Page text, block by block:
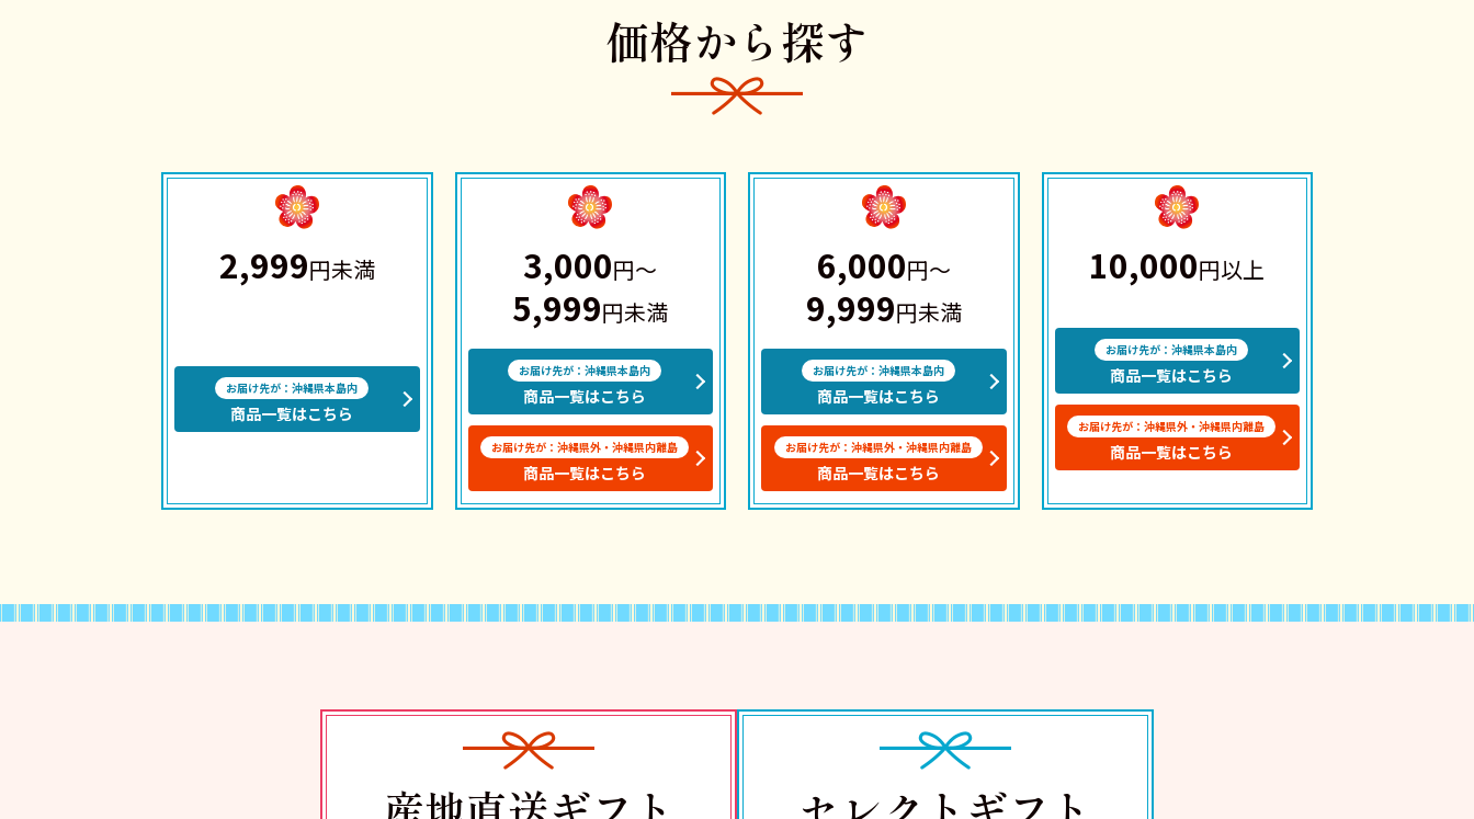
価格から探す
2,999円未満
お届け先が：沖縄県本島内
商品一覧はこちら
3,000円〜
5,999円未満
お届け先が：沖縄県本島内
商品一覧はこちら
お届け先が：沖縄県外・沖縄県内離島
商品一覧はこちら
6,000円〜
9,999円未満
お届け先が：沖縄県本島内
商品一覧はこちら
お届け先が：沖縄県外・沖縄県内離島
商品一覧はこちら
10,000円以上
お届け先が：沖縄県本島内
商品一覧はこちら
お届け先が：沖縄県外・沖縄県内離島
商品一覧はこちら